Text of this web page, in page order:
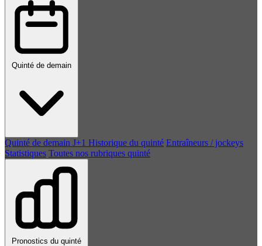
Quinté de demain
Quinté de demain J+1 Historique du quinté Entraîneurs / jockeys
Statistiques Toutes nos rubriques quinté
Pronostics du quinté